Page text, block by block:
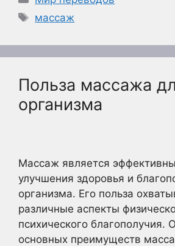
Метки
массаж
Польза массажа
организма
Массаж является
улучшения здоровья и
организма. Его польза
различные аспекты
психического благополучия.
основных преимуществ